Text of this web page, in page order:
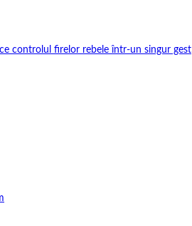
controlul firelor rebele într-un singur gest